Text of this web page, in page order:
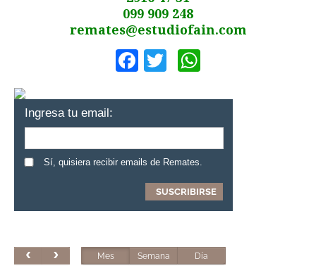
099 909 248
remates@estudiofain.com
Facebook
Twitter
Ingresa tu email:
Sí, quisiera recibir emails de Remates.
Mes Semana Día